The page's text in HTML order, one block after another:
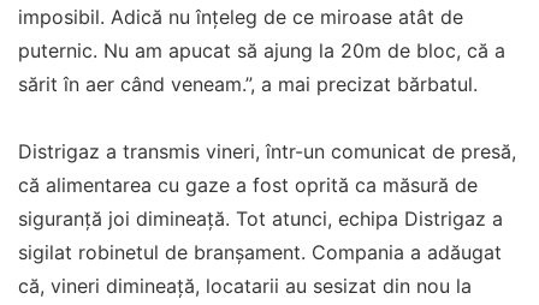
imposibil. Adică nu înțeleg de ce miroase atât de
puternic. Nu am apucat să ajung la 20m de bloc, că a
sărit în aer când veneam.”, a mai precizat bărbatul.
Distrigaz a transmis vineri, într-un comunicat de presă,
că alimentarea cu gaze a fost oprită ca măsură de
siguranță joi dimineață. Tot atunci, echipa Distrigaz a
sigilat robinetul de branșament. Compania a adăugat
că, vineri dimineață, locatarii au sesizat din nou la